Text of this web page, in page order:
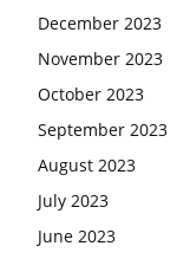
December 2023
November 2023
October 2023
September 2023
August 2023
July 2023
June 2023